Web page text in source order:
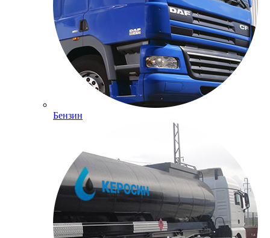
Бензин